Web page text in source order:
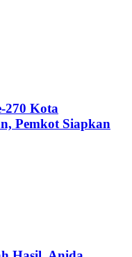
270 Kota
Pemkot Siapkan